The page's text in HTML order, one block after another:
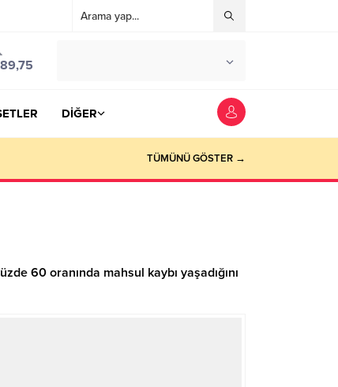
DİĞER
TÜMÜNÜ GÖSTER →
60 oranında mahsul kaybı yaşadığını